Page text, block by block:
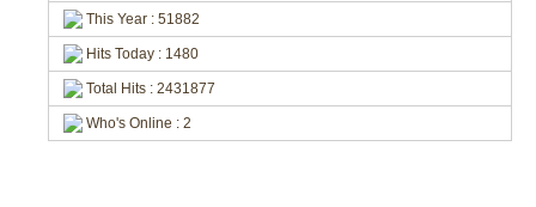
This Year : 51882
Hits Today : 1480
Total Hits : 2431877
Who's Online : 2